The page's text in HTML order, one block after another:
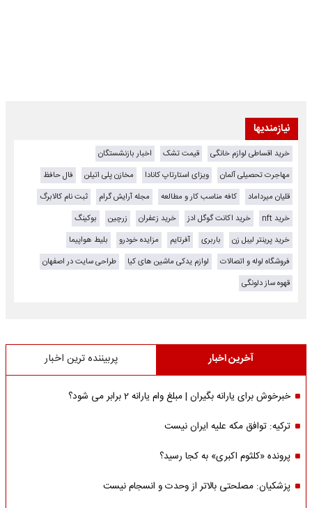
نیازمندیها
خرید اقساطی لوازم خانگی قیمت تشک
اخبار بازنشستگان
مهاجرت تحصیلی آلمان
ویزای استارتاپ کانادا مخازن پلی اتیلن
فال حافظ
قلیان میرداماد
کافه مناسب کار و مطالعه مجله آرایش گرام
ثبت نام کالابرگ
خرید nft
خرید اکانت گوگل ادز خرید زعفران زرچین
بوکینگ
خرید پرینتر لیبل زن
باربری آفرتایم مزایده خودرو
بلیط هواپیما
فروشگاه لوله و اتصالات
لوازم یدکی ماشین های کیا
طراحی سایت در اصفهان
قهوه ساز دلونگی
آخرین اخبار پربیننده ترین اخبار
خبرخوش برای یارانه بگیران | مبلغ وام یارانه 2 برابر می شود؟
ترکیه: توافق مکه علیه ایران نیست
پرونده «کلثوم اکبری» به کجا رسید؟
پزشکیان: مصلحتی بالاتر از وحدت و انسجام نیست